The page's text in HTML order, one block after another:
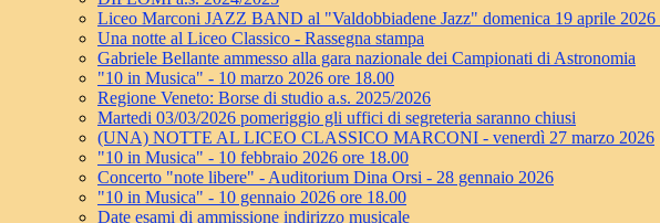
Liceo Marconi JAZZ BAND al "Valdobbiadene Jazz" domenica 19 aprile 2026
Una notte al Liceo Classico - Rassegna stampa
Gabriele Bellante ammesso alla gara nazionale dei Campionati di Astronomia
"10 in Musica" - 10 marzo 2026 ore 18.00
Regione Veneto: Borse di studio a.s. 2025/2026
Martedi 03/03/2026 pomeriggio gli uffici di segreteria saranno chiusi
(UNA) NOTTE AL LICEO CLASSICO MARCONI - venerdì 27 marzo 2026
"10 in Musica" - 10 febbraio 2026 ore 18.00
Concerto "note libere" - Auditorium Dina Orsi - 28 gennaio 2026
"10 in Musica" - 10 gennaio 2026 ore 18.00
Date esami di ammissione indirizzo musicale